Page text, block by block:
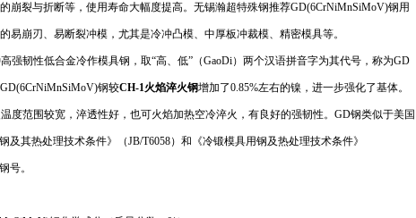
崩裂与折断等，使用寿命大幅度提高。无锡瀚超特殊钢推荐GD(6CrNiMnSiMoV)钢用
易崩刃、易断裂冲模，尤其是冷冲凸模、中厚板冲裁模、精密模具等。
强韧性低合金冷作模具钢，取“高、低”（GaoDi）两个汉语拼音字为其代号，称为GD
钢较CH-1火焰淬火钢增加了0.85%左右的镍，进一步强化了基体。
度范围较宽，淬透性好，也可火焰加热空冷淬火，有良好的强韧性。GD钢类似于美国
及其热处理技术条件》（JB/T6058）和《冷锻模具用钢及热处理技术条件》
号。